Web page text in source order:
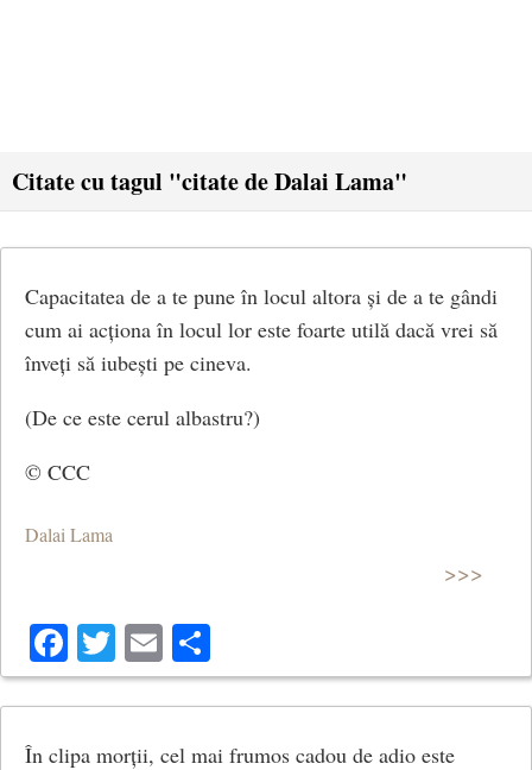
Citate cu tagul "citate de Dalai Lama"
Capacitatea de a te pune în locul altora și de a te gândi
cum ai acționa în locul lor este foarte utilă dacă vrei să
înveți să iubești pe cineva.
(De ce este cerul albastru?)
© CCC
Dalai Lama
>>>
Facebook
Twitter
Email
În clipa morții, cel mai frumos cadou de adio este